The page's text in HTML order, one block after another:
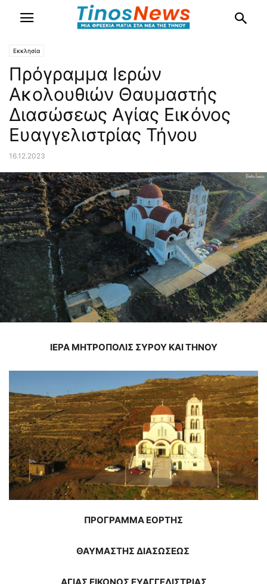
Εκκλησία
Πρόγραμμα Ιερών
Ακολουθιών Θαυμαστής
Διασώσεως Αγίας Εικόνος
Ευαγγελιστρίας Τήνου
16.12.2023
ΙΕΡΑ ΜΗΤΡΟΠΟΛΙΣ ΣΥΡΟΥ ΚΑΙ ΤΗΝΟΥ
ΠΡΟΓΡΑΜΜΑ ΕΟΡΤΗΣ
ΘΑΥΜΑΣΤΗΣ ΔΙΑΣΩΣΕΩΣ